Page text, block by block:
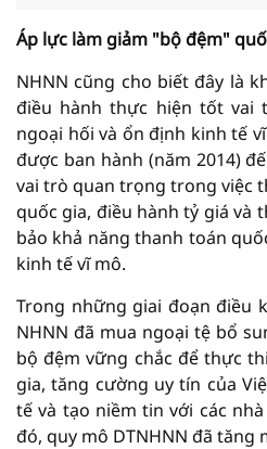
Áp lực làm giảm "bộ đệm"
NHNN cũng cho biết đây là
điều hành thực hiện tốt vai
ngoại hối và ổn định kinh tế
được ban hành (năm 2014)
vai trò quan trọng trong việc
quốc gia, điều hành tỷ giá và
bảo khả năng thanh toán
kinh tế vĩ mô.
Trong những giai đoạn điều
NHNN đã mua ngoại tệ bổ
bộ đệm vững chắc để thực
gia, tăng cường uy tín của
tế và tạo niềm tin với các
đó, quy mô DTNHNN đã tăng